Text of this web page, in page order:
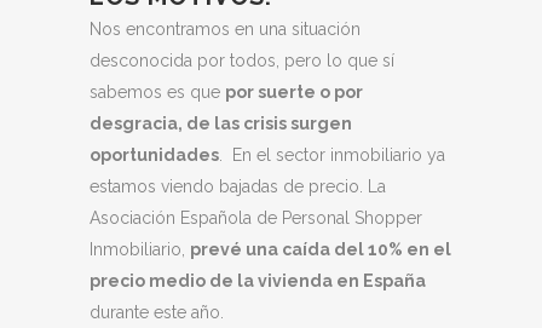
Nos encontramos en una situación
desconocida por todos, pero lo que sí
sabemos es que por suerte o por
desgracia, de las crisis surgen
oportunidades . En el sector inmobiliario ya
estamos viendo bajadas de precio. La
Asociación Española de Personal Shopper
Inmobiliario, prevé una caída del 10% en el
precio medio de la vivienda en España
durante este año.